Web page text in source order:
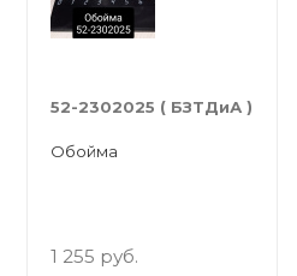
52-2302025 ( БЗТДиА )
Обойма
1 255 руб.